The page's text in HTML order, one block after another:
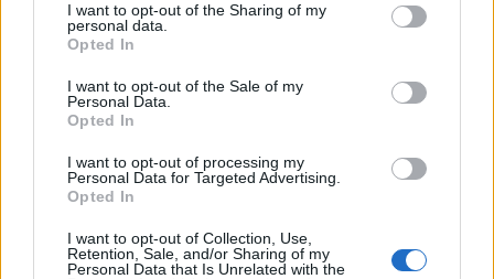
I want to opt-out of the Sharing of my
personal data.
Opted In
I want to opt-out of the Sale of my
Personal Data.
Opted In
I want to opt-out of processing my
Personal Data for Targeted Advertising.
Opted In
I want to opt-out of Collection, Use,
Retention, Sale, and/or Sharing of my
Personal Data that Is Unrelated with the
Días Internacionales y Mundiales
cercanos
1 de abril
Día de las Bromas de Abril o Día Internacional
de las Bromas